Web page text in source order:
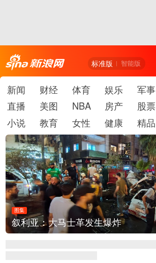
标准版 智能版
新闻 财经 体育 娱乐 军事
直播
美图 NBA 房产 股票
小说
教育 女性 健康 精品
图集
叙利亚：大马士革发生爆炸